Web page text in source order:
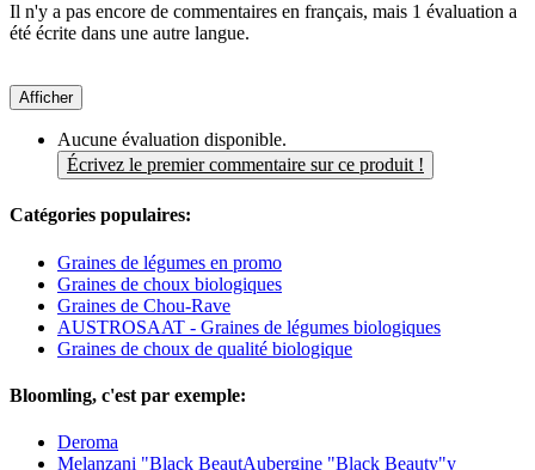
Il n'y a pas encore de commentaires en français, mais 1 évaluation a
été écrite dans une autre langue.
Afficher
Aucune évaluation disponible.
Écrivez le premier commentaire sur ce produit !
Catégories populaires:
Graines de légumes en promo
Graines de choux biologiques
Graines de Chou-Rave
AUSTROSAAT - Graines de légumes biologiques
Graines de choux de qualité biologique
Bloomling, c'est par exemple:
Deroma
Melanzani "Black BeautAubergine "Black Beauty"y